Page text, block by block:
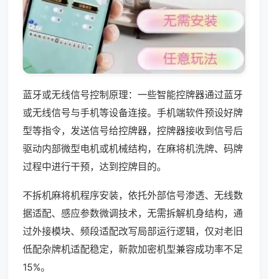
蓝牙或无线信号控制原理：一些智能控牌器通过蓝牙
或无线信号与手机等设备连接。手机端软件预设好牌
型等指令，发送信号给控牌器，控牌器接收到信号后
驱动内部微型电机或机械结构，在麻将机洗牌、码牌
过程中进行干预，达到控牌目的。
不拆机麻将机程序安装，依托外部信号渗透、无线数
据适配、感应参数微调技术，无需拆解机身结构，通
过外接模块、频段适配改写局部运行逻辑，仅对老旧
低配杂牌机适配稳定，新款加密机型兼容成功率不足
15%。